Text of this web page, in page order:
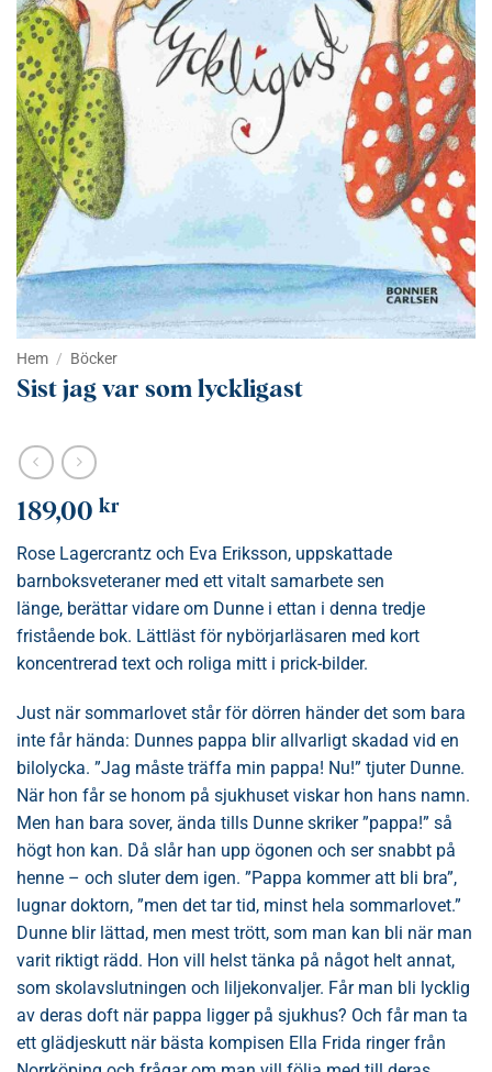
Hem / Böcker
Sist jag var som lyckligast
189,00 kr
Rose Lagercrantz och Eva Eriksson, uppskattade
barnboksveteraner med ett vitalt samarbete sen
länge, berättar vidare om Dunne i ettan i denna tredje
fristående bok. Lättläst för nybörjarläsaren med kort
koncentrerad text och roliga mitt i prick-bilder.
Just när sommarlovet står för dörren händer det som bara
inte får hända: Dunnes pappa blir allvarligt skadad vid en
bilolycka. ”Jag måste träffa min pappa! Nu!” tjuter Dunne.
När hon får se honom på sjukhuset viskar hon hans namn.
Men han bara sover, ända tills Dunne skriker ”pappa!” så
högt hon kan. Då slår han upp ögonen och ser snabbt på
henne – och sluter dem igen. ”Pappa kommer att bli bra”,
lugnar doktorn, ”men det tar tid, minst hela sommarlovet.”
Dunne blir lättad, men mest trött, som man kan bli när man
varit riktigt rädd. Hon vill helst tänka på något helt annat,
som skolavslutningen och liljekonvaljer. Får man bli lycklig
av deras doft när pappa ligger på sjukhus? Och får man ta
ett glädjeskutt när bästa kompisen Ella Frida ringer från